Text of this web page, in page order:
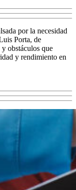
por la necesidad
Porta, de
obstáculos que
y rendimiento en